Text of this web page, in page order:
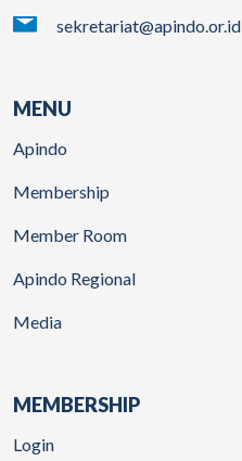
sekretariat@apindo.or.id
MENU
Apindo
Membership
Member Room
Apindo Regional
Media
MEMBERSHIP
Login